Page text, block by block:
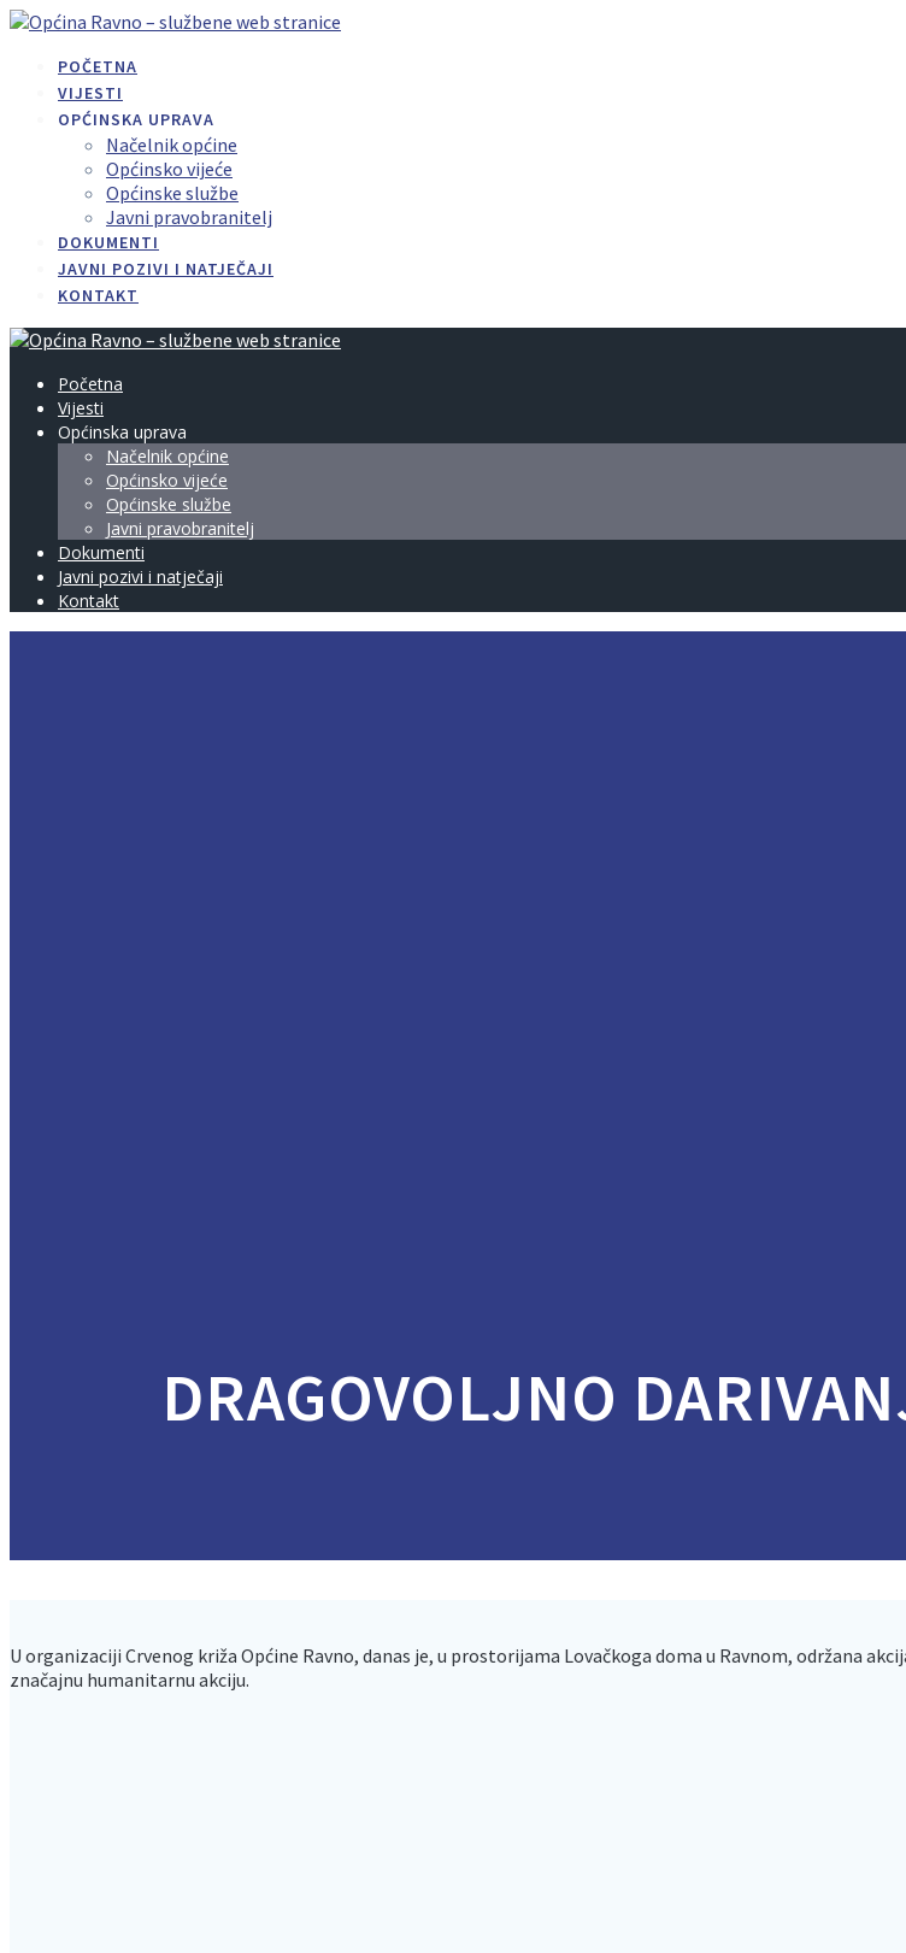
Skip
contentPOČETNA
VIJESTI
OPĆINSKA UPRAVA
Načelnik općine
Općinsko vijeće
Općinske službe
Javni pravobranitelj
DOKUMENTI
JAVNI POZIVI I NATJEČAJI
KONTAKT
Početna
Vijesti
Općinska uprava
Načelnik općine
Općinsko vijeće
Općinske službe
Javni pravobranitelj
Dokumenti
Javni pozivi i natječaji
Kontakt
DRAGOVOLJNO
U organizaciji Crvenog križa Općine Ravno, danas je, u prostorijama Lovačkoga doma u Ravnom, održana
značajnu humanitarnu akciju.